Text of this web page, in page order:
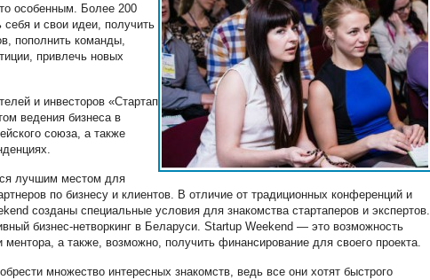
особенным. Более 200
себя и свои идеи, получить
пополнить команды,
привлечь новых
и инвесторов «Стартап
ведения бизнеса в
союза, а также
лучшим местом для
по бизнесу и клиентов. В отличие от традиционных конференций и
созданы специальные условия для знакомства стартаперов и экспертов.
бизнес-нетворкинг в Беларуси. Startup Weekend — это возможность
ментора, а также, возможно, получить финансирование для своего проекта.
множество интересных знакомств, ведь все они хотят быстрого